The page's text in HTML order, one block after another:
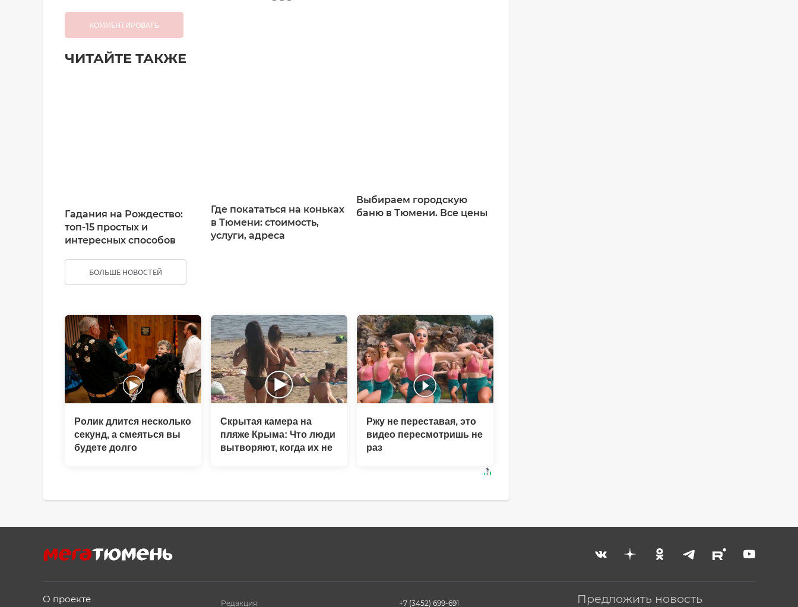
КОММЕНТИРОВАТЬ
ДОБАВИТЬ КОММЕНТАРИЙ
ЧИТАЙТЕ ТАКЖЕ
Гадания на Рождество:
топ-15 простых и
интересных способов
Где покататься на коньках
в Тюмени: стоимость,
услуги, адреса
Выбираем городскую
баню в Тюмени. Все цены
БОЛЬШЕ НОВОСТЕЙ
Ролик длится несколько
секунд, а смеяться вы
будете долго
Скрытая камера на
пляже Крыма: Что люди
вытворяют, когда их не
Ржу не переставая, это
видео пересмотришь не
раз
О проекте
Редакция:
+7 (3452) 699-691
Предложить новость